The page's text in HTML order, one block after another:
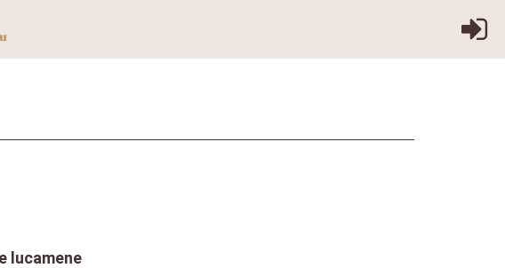
lucamene